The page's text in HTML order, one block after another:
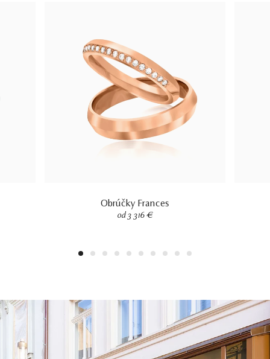
Obrúčky Frances
od 3 316 €
1 2 3 4 5 6 7 8 9 10